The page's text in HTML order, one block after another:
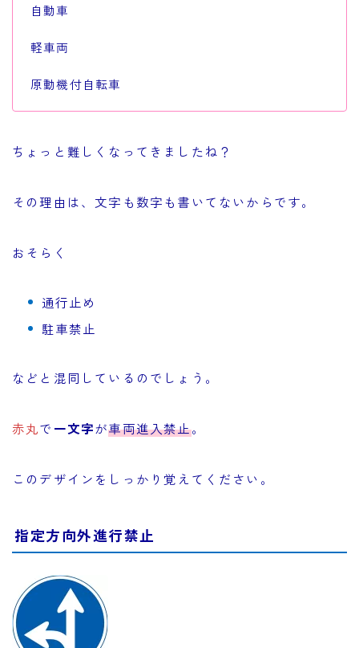
自動車
軽車両
原動機付自転車
ちょっと難しくなってきましたね？
その理由は、文字も数字も書いてないからです。
おそらく
通行止め
駐車禁止
などと混同しているのでしょう。
赤丸で 一文字が車両進入禁止。
このデザインをしっかり覚えてください。
指定方向外進行禁止